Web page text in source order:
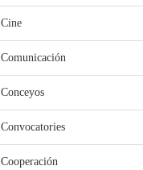
de la...
Cine
Comunicación
Conceyos
Convocatories
Cooperación